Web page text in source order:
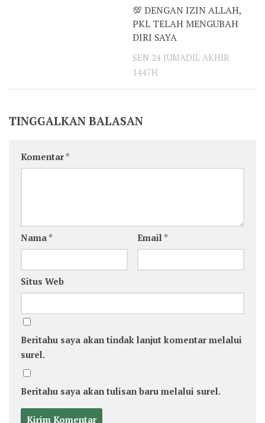
💯 DENGAN IZIN ALLAH,
PKL TELAH MENGUBAH
DIRI SAYA
SEN 24 JUMADIL AKHIR
1447H
TINGGALKAN BALASAN
Komentar*
Nama * Email *
Situs Web
Beritahu saya akan tindak lanjut komentar melalui
surel.
Beritahu saya akan tulisan baru melalui surel.